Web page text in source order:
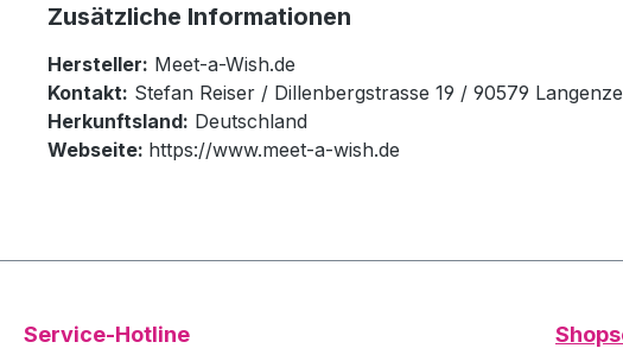
Zusätzliche Informationen
Hersteller: Meet-a-Wish.de
Kontakt: Stefan Reiser / Dillenbergstrasse 19 / 90579
Herkunftsland: Deutschland
Webseite: https://www.meet-a-wish.de
Service-Hotline